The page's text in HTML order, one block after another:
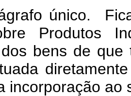
único. Fica
Produtos
dos bens de
incorporação ao